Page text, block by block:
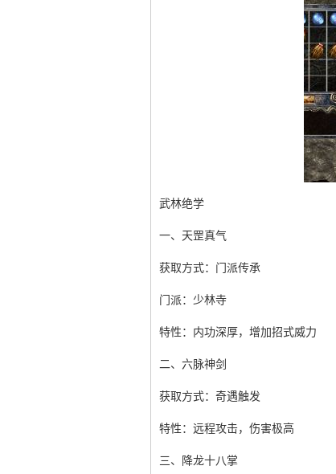
武林绝学
一、天罡真气
获取方式：门派传承
门派：少林寺
特性：内功深厚，增加招式威力
二、六脉神剑
获取方式：奇遇触发
特性：远程攻击，伤害极高
三、降龙十八掌